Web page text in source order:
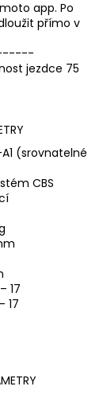
app. Po
přímo v
jezdce 75
(srovnatelné
CBS
17
17